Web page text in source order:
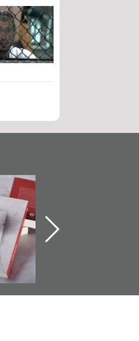
السهلاوي في ذكراه
"حماة
الإصدار
اعتصام
الفداء
للدراسات